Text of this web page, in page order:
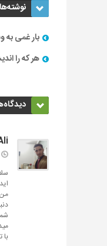
بار غمی به
هر که را
با